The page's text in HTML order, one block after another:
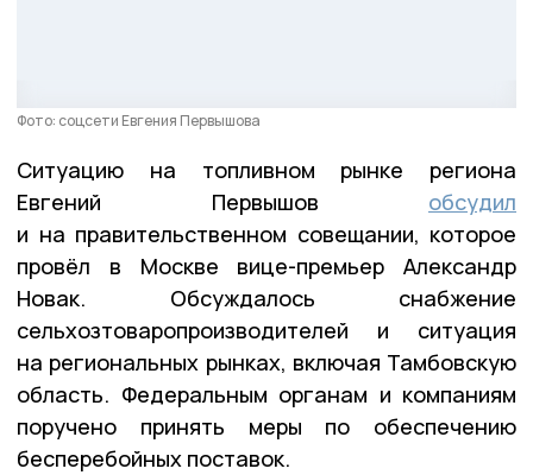
Фото: соцсети Евгения Первышова
Ситуацию на топливном рынке региона
Евгений Первышов обсудил
и на правительственном совещании, которое
провёл в Москве вице-премьер Александр
Новак. Обсуждалось снабжение
сельхозтоваропроизводителей и ситуация
на региональных рынках, включая Тамбовскую
область. Федеральным органам и компаниям
поручено принять меры по обеспечению
бесперебойных поставок.